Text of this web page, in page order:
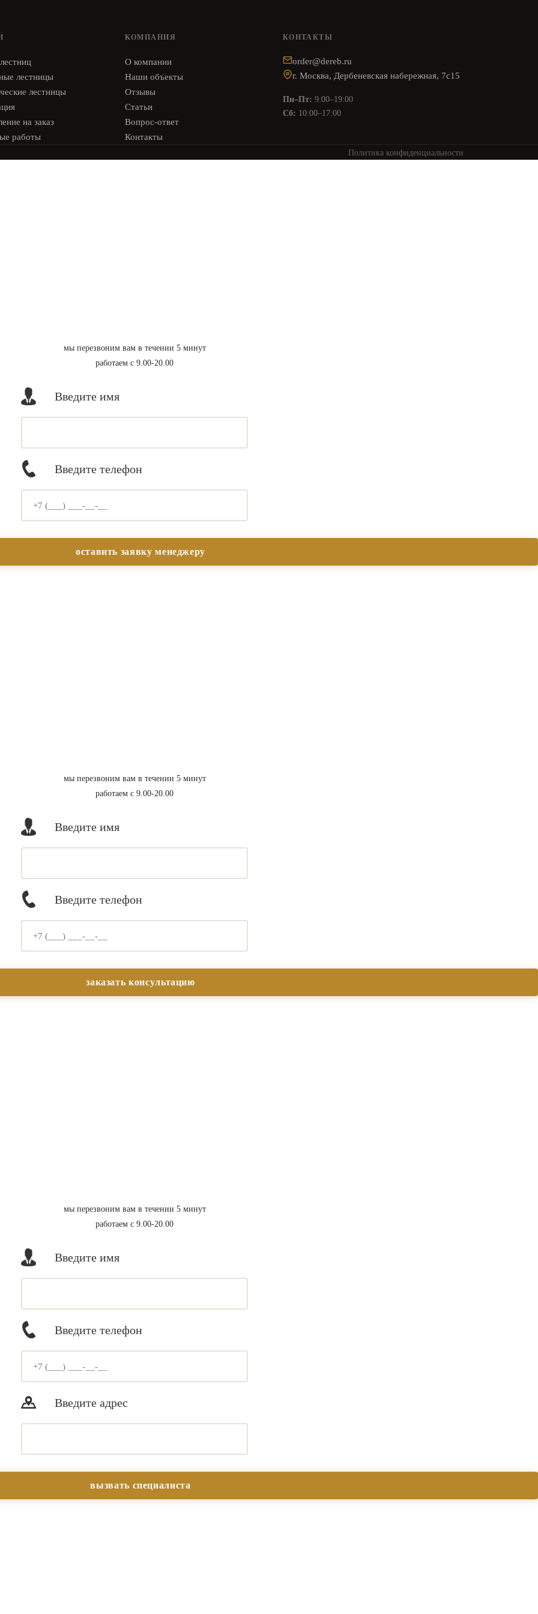
лестницы
лестницы
на заказ
работы
КОМПАНИЯ
О компании
Наши объекты
Отзывы
Статьи
Вопрос-ответ
Контакты
КОНТАКТЫ
order@dereb.ru
г. Москва, Дербеневская набережная, 7с15
Пн–Пт: 9:00–19:00
Сб: 10:00–17:00
Политика конфиденциальности
мы перезвоним вам в течении 5 минут
работаем с 9.00-20.00
Введите имя
Введите телефон
мы перезвоним вам в течении 5 минут
работаем с 9.00-20.00
Введите имя
Введите телефон
мы перезвоним вам в течении 5 минут
работаем с 9.00-20.00
Введите имя
Введите телефон
Введите адрес